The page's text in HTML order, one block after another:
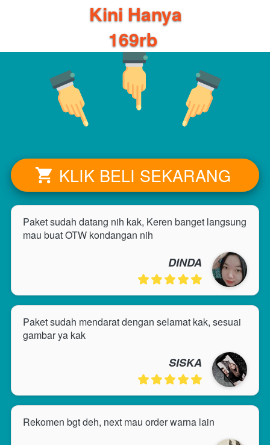
Kini Hanya
169rb
` KLIK BELI SEKARANG
Paket sudah datang nih kak, Keren banget langsung
mau buat OTW kondangan nih
DINDA
Paket sudah mendarat dengan selamat kak, sesuai
gambar ya kak
SISKA
Rekomen bgt deh, next mau order warna lain